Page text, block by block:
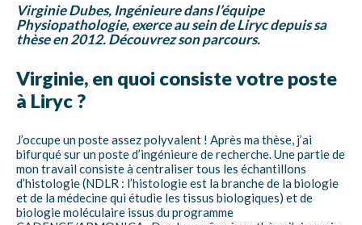
Virginie Dubes, Ingénieure dans l’équipe
Physiopathologie, exerce au sein de Liryc depuis sa
thèse en 2012. Découvrez son parcours.
Virginie, en quoi consiste votre poste
à Liryc ?
J’occupe un poste assez polyvalent ! Après ma thèse, j’ai
bifurqué sur un poste d’ingénieure de recherche. Une partie de
mon travail consiste à centraliser tous les échantillons
d’histologie (NDLR : l’histologie est la branche de la biologie
et de la médecine qui étudie les tissus biologiques) et de
biologie moléculaire issus du programme